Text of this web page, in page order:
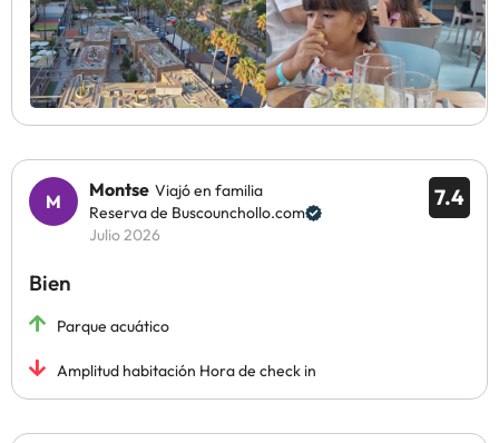
7.4
Montse Viajó en familia
Reserva de Buscounchollo.com
Julio 2026
Bien
Parque acuático
Amplitud habitación Hora de check in